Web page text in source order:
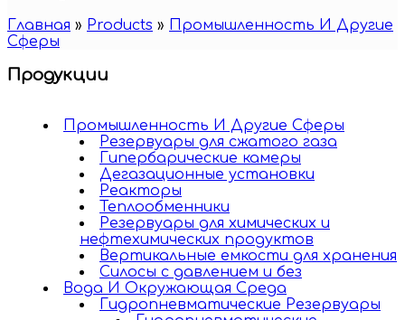
Главная » Products » Промышленность И Другие
Cферы
Продукции
Промышленность И Другие Cферы
Резервуары для сжатого газа
Гипербарические камеры
Дегазационные установки
Реакторы
Теплообменники
Резервуары для химических и
нефтехимических продуктов
Вертикальные емкости для хранения
Силосы с давлением и без
Вода И Окружающая Среда
Гидропневматические Резервуары